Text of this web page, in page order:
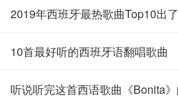
2019年西班牙最热歌曲Top10出
10首最好听的西班牙语翻唱歌曲
听说听完这首西语歌曲《Bonita